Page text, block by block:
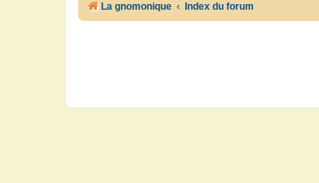
La gnomonique Index du forum